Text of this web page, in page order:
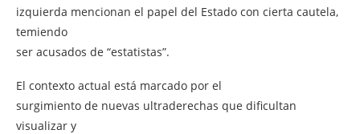
izquierda mencionan el papel del Estado con cierta cautela,
temiendo
ser acusados de “estatistas”.
El contexto actual está marcado por el
surgimiento de nuevas ultraderechas que dificultan
visualizar y